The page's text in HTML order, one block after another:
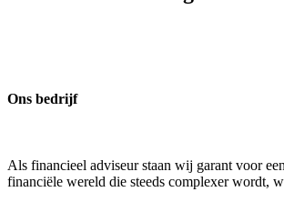
Ons bedrijf
Als financieel adviseur staan wij garant voor
financiële wereld die steeds complexer wordt,